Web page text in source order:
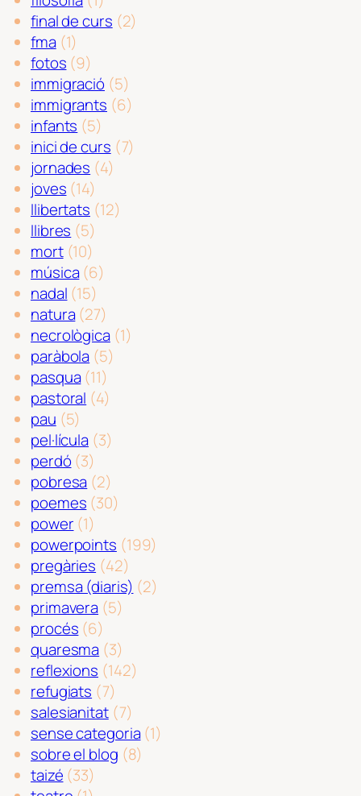
final de curs (2)
fma(1)
fotos (9)
immigració (5)
immigrants (6)
infants (5)
inici de curs (7)
jornades (4)
joves (14)
llibertats (12)
llibres (5)
mort(10)
música(6)
nadal (15)
natura(27)
necrològica(1)
paràbola (5)
pasqua(11)
pastoral (4)
pau (5)
pel·lícula (3)
perdó(3)
pobresa (2)
poemes (30)
power (1)
powerpoints (199)
pregàries (42)
premsa (diaris) (2)
primavera (5)
procés (6)
quaresma (3)
reflexions (142)
refugiats (7)
salesianitat(7)
sense categoria(1)
sobre el blog (8)
taizé (33)